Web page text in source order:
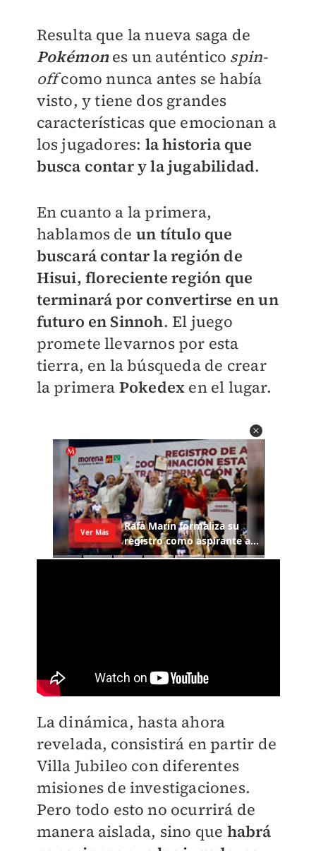
Resulta que la nueva saga de
Pokémones un auténtico spin-
offcomo nunca antes se había
visto, y tiene dos grandes
características que emocionan a
los jugadores: la historia que
busca contar y la jugabilidad.
En cuanto a la primera,
hablamos de un título que
buscará contar la región de
Hisui, floreciente región que
terminará por convertirse en un
futuro en Sinnoh. El juego
promete llevarnos por esta
tierra, en la búsqueda de crear
la primera Pokedex en el lugar.
La dinámica, hasta ahora
revelada, consistirá en partir de
Villa Jubileo con diferentes
misiones de investigaciones.
Pero todo esto no ocurrirá de
manera aislada, sino que habrá